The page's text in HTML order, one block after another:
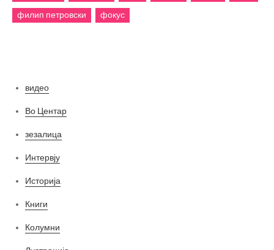
филип петровски
фокус
видео
Во Центар
зезалица
Интервју
Историја
Книги
Колумни